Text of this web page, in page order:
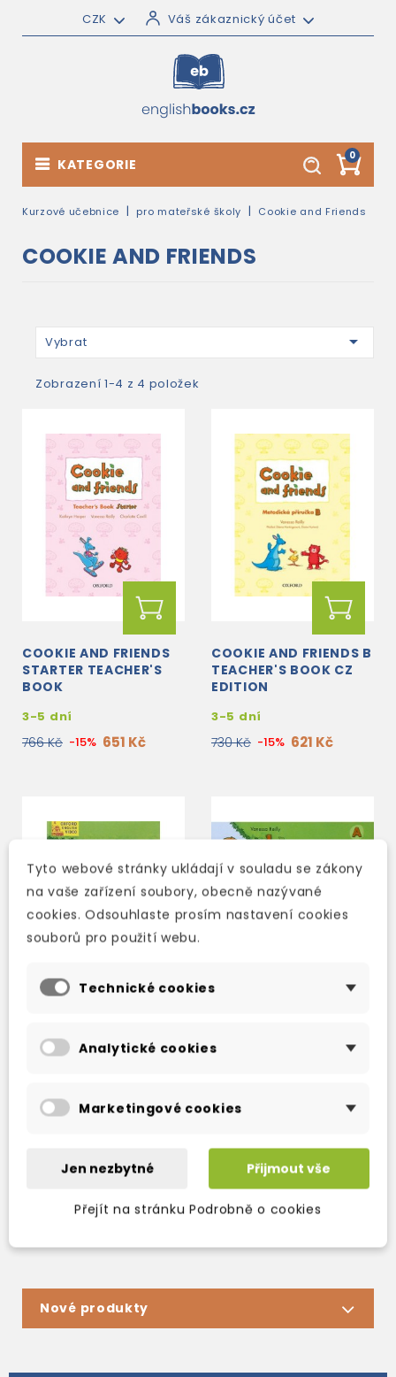
CZK Váš zákaznický účet
0
KATEGORIE
Kurzové učebnice pro mateřské školy Cookie and Friends
COOKIE AND FRIENDS
Vybrat 
Zobrazení 1-4 z 4 položek
COOKIE AND FRIENDS
STARTER TEACHER'S
BOOK
3-5 dní
766 Kč -15% 651 Kč
COOKIE AND FRIENDS B
TEACHER'S BOOK CZ
EDITION
3-5 dní
730 Kč -15% 621 Kč
COOKIE'S NURSERY
RHYME DVD
3-5 dní
COOKIE AND FRIENDS A
CLASS AUDIO CD
3-5 dní
Zobrazení 1-4 z 4 položek
Nové produkty
Tyto webové stránky ukládají v souladu se zákony
na vaše zařízení soubory, obecně nazývané
cookies. Odsouhlaste prosím nastavení cookies
souborů pro použití webu.
Technické cookies
Analytické cookies
Marketingové cookies
Jen nezbytné Přijmout vše
Přejít na stránku Podrobně o cookies